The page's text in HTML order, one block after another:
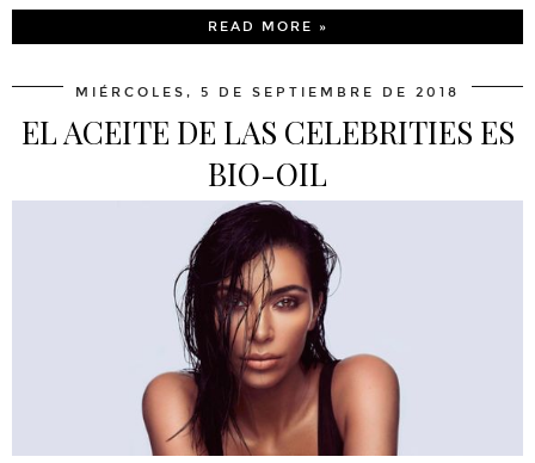
READ MORE »
MIÉRCOLES, 5 DE SEPTIEMBRE DE 2018
EL ACEITE DE LAS CELEBRITIES ES
BIO-OIL